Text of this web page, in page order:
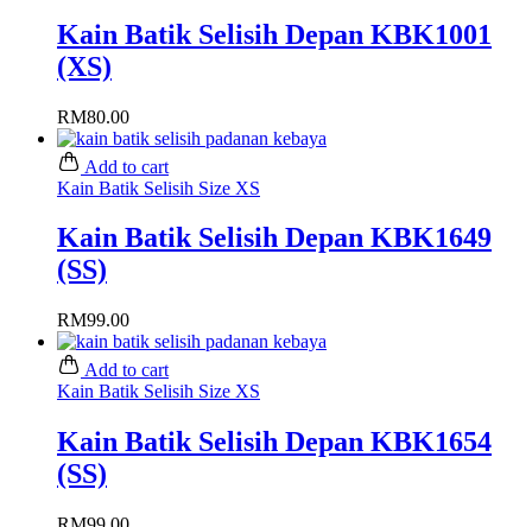
Kain Batik Selisih Depan KBK1001
(XS)
RM80.00
Add to cart
Kain Batik Selisih Size XS
Kain Batik Selisih Depan KBK1649
(SS)
RM99.00
Add to cart
Kain Batik Selisih Size XS
Kain Batik Selisih Depan KBK1654
(SS)